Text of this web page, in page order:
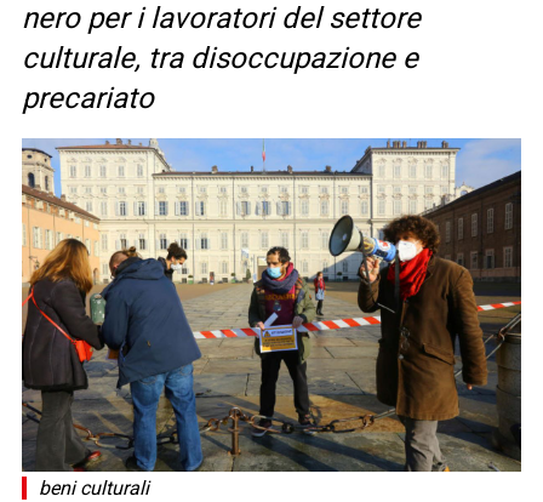
nero per i lavoratori del settore
culturale, tra disoccupazione e
precariato
beni culturali